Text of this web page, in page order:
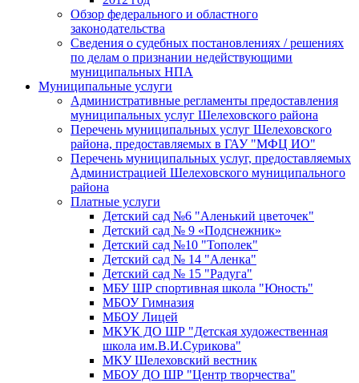
Обзор федерального и областного
законодательства
Сведения о судебных постановлениях / решениях
по делам о признании недействующими
муниципальных НПА
Муниципальные услуги
Административные регламенты предоставления
муниципальных услуг Шелеховского района
Перечень муниципальных услуг Шелеховского
района, предоставляемых в ГАУ "МФЦ ИО"
Перечень муниципальных услуг, предоставляемых
Администрацией Шелеховского муниципального
района
Платные услуги
Детский сад №6 "Аленький цветочек"
Детский сад № 9 «Подснежник»
Детский сад №10 "Тополек"
Детский сад № 14 "Аленка"
Детский сад № 15 "Радуга"
МБУ ШР спортивная школа "Юность"
МБОУ Гимназия
МБОУ Лицей
МКУК ДО ШР "Детская художественная
школа им.В.И.Сурикова"
МКУ Шелеховский вестник
МБОУ ДО ШР "Центр творчества"